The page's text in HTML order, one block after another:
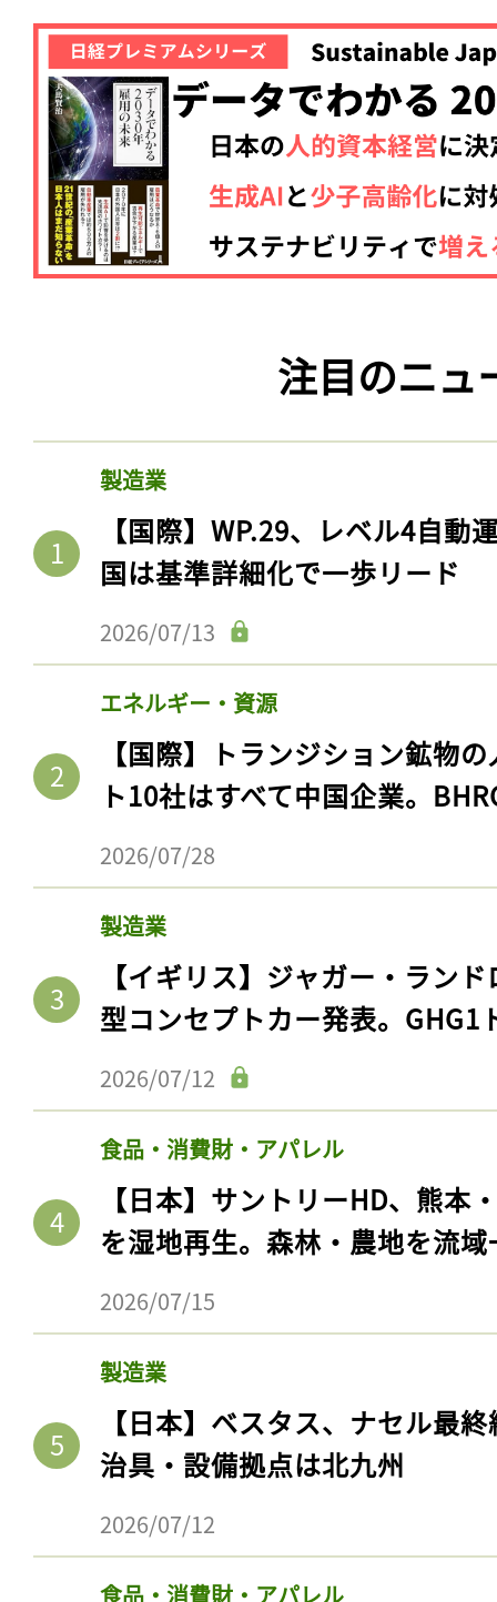
注目のニュ
製造業
【国際】WP.29、レベル4自動
国は基準詳細化で一歩リード
2026/07/13
エネルギー・資源
【国際】トランジション鉱物
ト10社はすべて中国企業。
2026/07/28
製造業
【イギリス】ジャガー・ラン
型コンセプトカー発表。GHG1
2026/07/12
食品・消費財・アパレル
【日本】サントリーHD、熊本
を湿地再生。森林・農地を流
2026/07/15
製造業
【日本】ベスタス、ナセル最
治具・設備拠点は北九州
2026/07/12
食品・消費財・アパレル